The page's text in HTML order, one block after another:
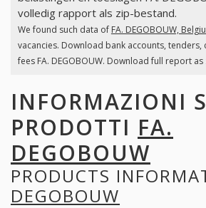
volledig rapport als zip-bestand.
We found such data of FA. DEGOBOUW,
vacancies. Download bank accounts,
fees FA. DEGOBOUW. Download full report as
INFORMAZIONI
PRODOTTI FA.
DEGOBOUW
PRODUCTS
DEGOBOUW